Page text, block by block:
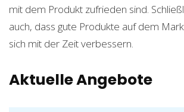
mit dem Produkt zufrieden sind.
auch, dass gute Produkte auf dem
sich mit der Zeit verbessern.
Aktuelle Angebote